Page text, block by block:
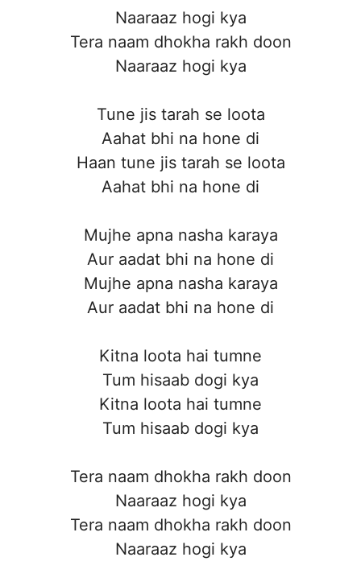
Naaraaz hogi kya
Tera naam dhokha rakh doon
Naaraaz hogi kya
Tune jis tarah se loota
Aahat bhi na hone di
Haan tune jis tarah se loota
Aahat bhi na hone di
Mujhe apna nasha karaya
Aur aadat bhi na hone di
Mujhe apna nasha karaya
Aur aadat bhi na hone di
Kitna loota hai tumne
Tum hisaab dogi kya
Kitna loota hai tumne
Tum hisaab dogi kya
Tera naam dhokha rakh doon
Naaraaz hogi kya
Tera naam dhokha rakh doon
Naaraaz hogi kya